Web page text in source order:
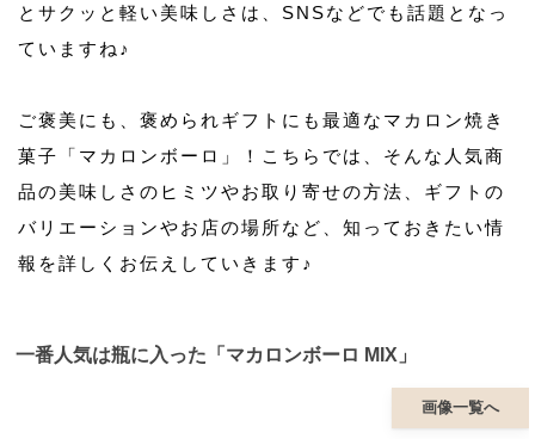
とサクッと軽い美味しさは、SNSなどでも話題となっ
ていますね♪
ご褒美にも、褒められギフトにも最適なマカロン焼き
菓子「マカロンボーロ」！こちらでは、そんな人気商
品の美味しさのヒミツやお取り寄せの方法、ギフトの
バリエーションやお店の場所など、知っておきたい情
報を詳しくお伝えしていきます♪
一番人気は瓶に入った「マカロンボーロ MIX」
画像一覧へ